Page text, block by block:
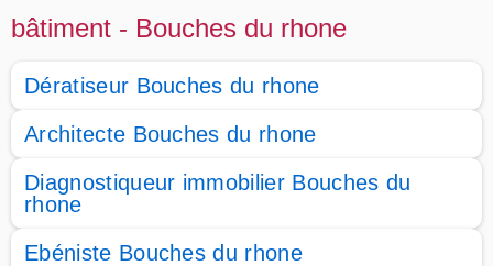
bâtiment - Bouches du rhone
Dératiseur Bouches du rhone
Architecte Bouches du rhone
Diagnostiqueur immobilier Bouches du
rhone
Ebéniste Bouches du rhone